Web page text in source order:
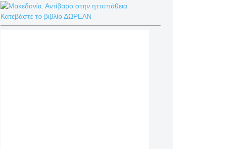
Κατεβάστε το βιβλίο ΔΩΡΕΑΝ